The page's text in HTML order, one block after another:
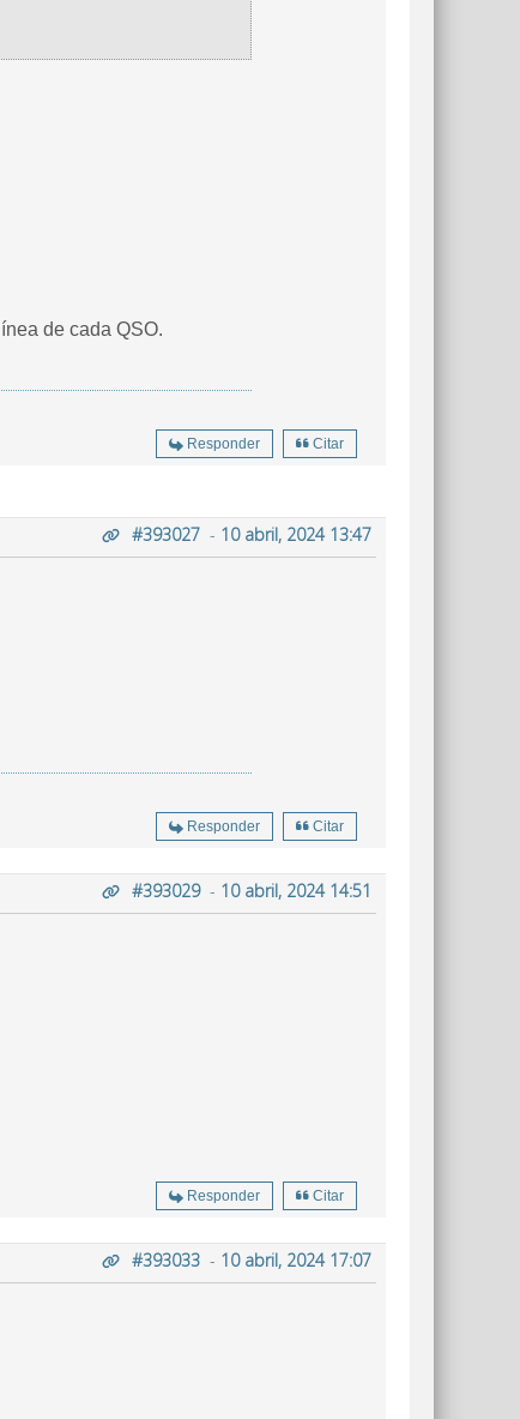
de cada QSO.
Responder Citar
#393027 - 10 abril, 2024 13:47
Responder Citar
#393029- 10 abril, 2024 14:51
Responder Citar
#393033 - 10 abril, 2024 17:07